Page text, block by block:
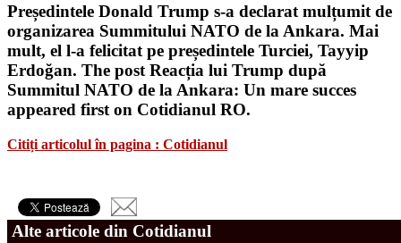
Președintele Donald Trump s-a declarat mulțumit de
organizarea Summitului NATO de la Ankara. Mai
mult, el l-a felicitat pe președintele Turciei, Tayyip
Erdoğan. The post Reacția lui Trump după
Summitul NATO de la Ankara: Un mare succes
appeared first on Cotidianul RO.
Citiți articolul în pagina : Cotidianul
Alte articole din Cotidianul